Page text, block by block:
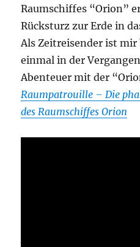
Raumschiffes “Orion”
Rücksturz zur Erde in
Als Zeitreisender ist mir
einmal in der
Abenteuer mit der
Raumpatrouille – Die
des Raumschiffes Orion